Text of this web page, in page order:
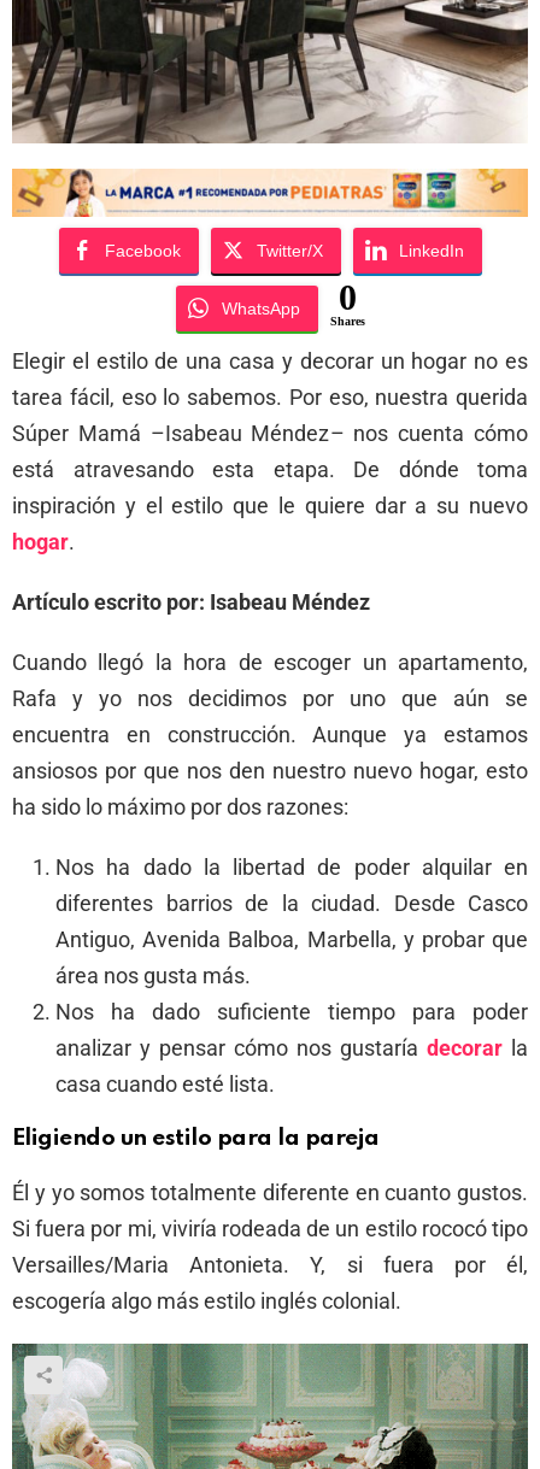
Facebook Twitter/X LinkedIn
WhatsApp 0
Shares
Elegir el estilo de una casa y decorar un hogar no es
tarea fácil, eso lo sabemos. Por eso, nuestra querida
Súper Mamá –Isabeau Méndez– nos cuenta cómo
está atravesando esta etapa. De dónde toma
inspiración y el estilo que le quiere dar a su nuevo
hogar.
Artículo escrito por: Isabeau Méndez
Cuando llegó la hora de escoger un apartamento,
Rafa y yo nos decidimos por uno que aún se
encuentra en construcción. Aunque ya estamos
ansiosos por que nos den nuestro nuevo hogar, esto
ha sido lo máximo por dos razones:
Nos ha dado la libertad de poder alquilar en
diferentes barrios de la ciudad. Desde Casco
Antiguo, Avenida Balboa, Marbella, y probar que
área nos gusta más.
Nos ha dado suficiente tiempo para poder
analizar y pensar cómo nos gustaría decorar la
casa cuando esté lista.
Eligiendo un estilo para la pareja
Él y yo somos totalmente diferente en cuanto gustos.
Si fuera por mi, viviría rodeada de un estilo rococó tipo
Versailles/Maria Antonieta. Y, si fuera por él,
escogería algo más estilo inglés colonial.